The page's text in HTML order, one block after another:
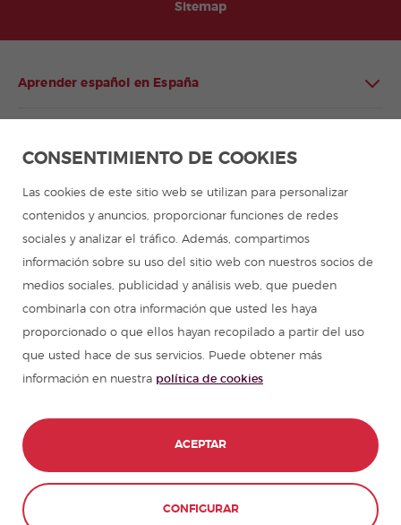
Sitemap
Aprender español en España
Campamentos de verano
Cursos de español
Recursos para aprender español
Partners
Guía de viajes en España
Guías de viajes en Latinoamérica
CONSENTIMIENTO DE COOKIES
Las cookies de este sitio web se utilizan para personalizar
contenidos y anuncios, proporcionar funciones de redes
sociales y analizar el tráfico. Además, compartimos
información sobre su uso del sitio web con nuestros socios de
medios sociales, publicidad y análisis web, que pueden
combinarla con otra información que usted les haya
proporcionado o que ellos hayan recopilado a partir del uso
que usted hace de sus servicios. Puede obtener más
información en nuestra política de cookies
CONFIGURAR
ACEPTAR